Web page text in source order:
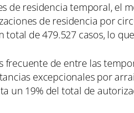
de residencia temporal, el
de residencia por
total de 479.527 casos, lo
frecuente de entre las
excepcionales por
un 19% del total de